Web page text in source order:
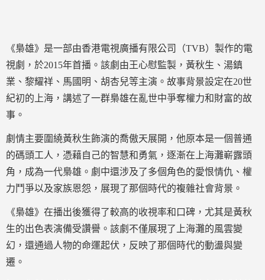
《梟雄》是一部由香港電視廣播有限公司（TVB）製作的電
視劇，於2015年首播。該劇由王心慰監製，黃秋生、湯鎮
業、黎耀祥、馬國明、胡杏兒等主演。故事背景設定在20世
紀初的上海，講述了一群梟雄在亂世中爭奪權力和財富的故
事。
劇情主要圍繞黃秋生飾演的喬傲天展開，他原本是一個普通
的碼頭工人，憑藉自己的智慧和勇氣，逐漸在上海灘嶄露頭
角，成為一代梟雄。劇中還涉及了多個角色的愛恨情仇、權
力鬥爭以及家族恩怨，展現了那個時代的複雜社會背景。
《梟雄》在播出後獲得了較高的收視率和口碑，尤其是黃秋
生的出色表演備受讚譽。該劇不僅展現了上海灘的風雲變
幻，還通過人物的命運起伏，反映了那個時代的動盪與變
遷。